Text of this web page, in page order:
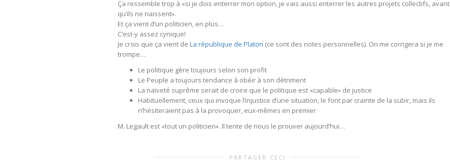
Ça ressemble trop à «si je dois enterrer mon option, je vais aussi enterrer les autres projets collectifs, avant
qu’ils ne naissent».
Et ça vient d’un politicien, en plus…
C’est-y assez cynique!
Je crois que ça vient de La république de Platon (ce sont des notes personnelles). On me corrigera si je me
trompe…
Le politique gère toujours selon son profit
Le Peuple a toujours tendance à obéir à son détriment
La naïveté suprême serait de croire que le politique est «capable» de justice
Habituellement, ceux qui invoque l’injustice d’une situation, le font par crainte de la subir, mais ils
n’hésiteraient pas à la provoquer, eux-mêmes en premier
M. Legault est «tout un politicien». Il tente de nous le prouver aujourd’hui…
PARTAGER CECI